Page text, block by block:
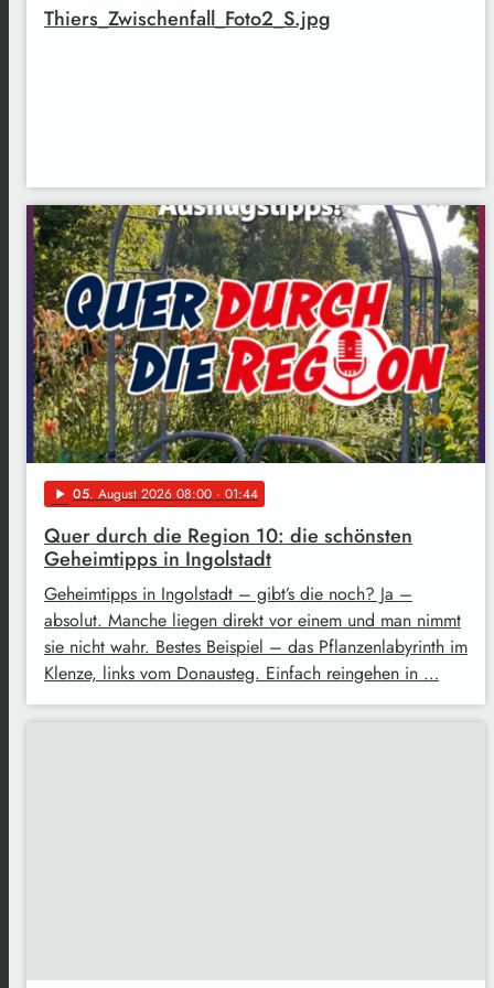
Thiers_Zwischenfall_Foto2_S.jpg
play_arrow 05. August 2026 08:00 · 01:44
Quer durch die Region 10: die schönsten
Geheimtipps in Ingolstadt
Geheimtipps in Ingolstadt – gibt’s die noch? Ja –
absolut. Manche liegen direkt vor einem und man nimmt
sie nicht wahr. Bestes Beispiel – das Pflanzenlabyrinth im
Klenze, links vom Donausteg. Einfach reingehen in …